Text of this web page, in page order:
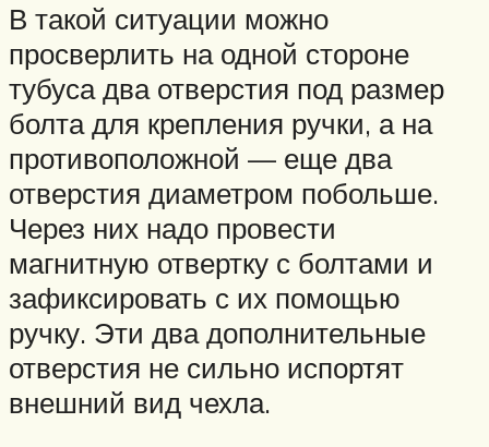
В такой ситуации можно
просверлить на одной стороне
тубуса два отверстия под размер
болта для крепления ручки, а на
противоположной — еще два
отверстия диаметром побольше.
Через них надо провести
магнитную отвертку с болтами и
зафиксировать с их помощью
ручку. Эти два дополнительные
отверстия не сильно испортят
внешний вид чехла.